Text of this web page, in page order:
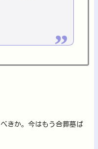
きか。今はもう合葬墓ば